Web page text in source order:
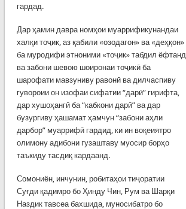
гардад.
Дар ҳамин давра номҳои муаррификунандаи
халқи тоҷик, аз қабили «озодагон» ва «деҳқон»
ба муродифи этноними «тоҷик» табдил ёфтанд
ва забони шевою шоиронаи тоҷикӣ ба
шарофати мавзуниву равонӣ ва дилчаспиву
гувороии он изофаи сифатии “дарӣ” гирифта,
дар хушоҳангӣ ба “кабкони дарӣ” ва дар
бузургиву ҳашамат ҳамчун “забони аҳли
дарбор” муаррифӣ гардид, ки ин воқеиятро
олимону адибони гузаштаву муосир борҳо
таъкиду тасдиқ кардаанд.
Сомониён, инчунин, робитаҳои тиҷоратии
Суғди қадимро бо Ҳинду Чин, Рум ва Шарқи
Наздик тавсеа бахшида, муносибатро бо